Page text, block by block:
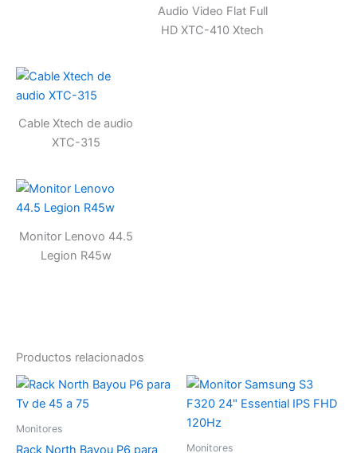
Audio Video Flat Full
HD XTC-410 Xtech
Cable Xtech de audio
XTC-315
Monitor Lenovo 44.5
Legion R45w
Productos relacionados
Monitores
Rack North Bayou P6 para
Monitores